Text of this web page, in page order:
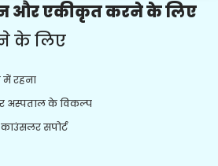
और एकीकृत करने के लिए
के लिए
रहना
के विकल्प
सपोर्ट